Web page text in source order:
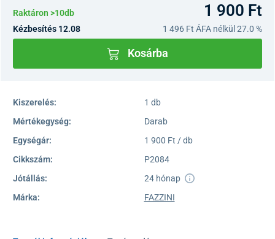
Raktáron >10db 1 900 Ft
Kézbesítés 12.08 1 496 Ft ÁFA nélkül 27.0 %
Kosárba
Kiszerelés:
1 db
Mértékegység:
Darab
Egységár:
1 900 Ft / db
Cikkszám:
P2084
Jótállás:
24 hónap
Márka:
FAZZINI